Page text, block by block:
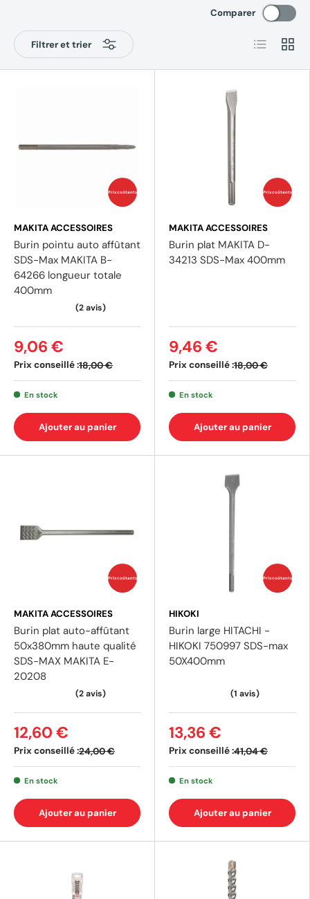
Filtrer et trier
Comparer
Liste Grille
Prix coûtants
MAKITA ACCESSOIRES
Burin pointu auto affûtant
SDS-Max MAKITA B-
64266 longueur totale
400mm
Prix conseillé :18,00 €
9,06 €
En stock
Ajouter au panier
Prix coûtants
MAKITA ACCESSOIRES
Burin plat MAKITA D-
34213 SDS-Max 400mm
Prix conseillé :18,00 €
9,46 €
En stock
Ajouter au panier
Prix coûtants
MAKITA ACCESSOIRES
Burin plat auto-affûtant
50x380mm haute qualité
SDS-MAX MAKITA E-
20208
Prix conseillé :24,00 €
12,60 €
En stock
Ajouter au panier
Prix coûtants
HIKOKI
Burin large HITACHI -
HIKOKI 750997 SDS-max
50X400mm
Prix conseillé :41,04 €
13,36 €
En stock
Ajouter au panier